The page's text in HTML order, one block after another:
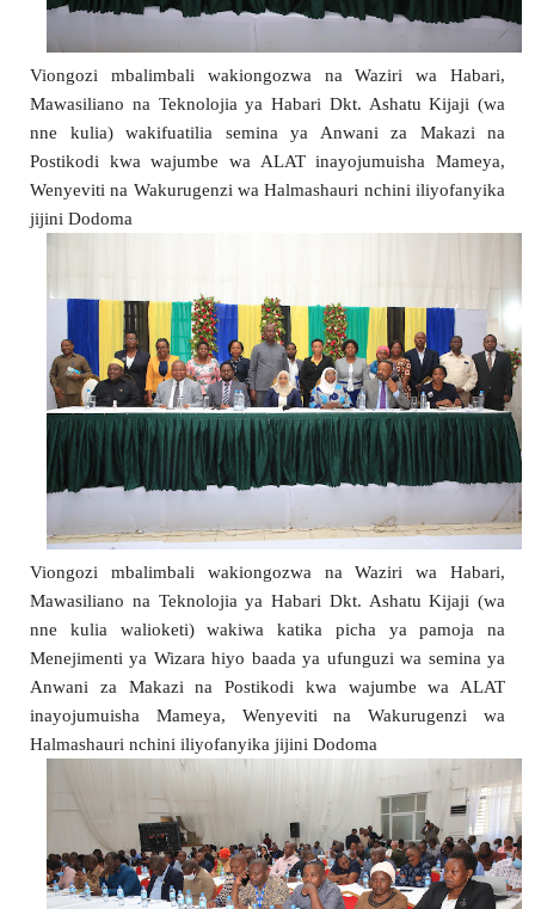
Viongozi mbalimbali wakiongozwa na Waziri wa Habari,
Mawasiliano na Teknolojia ya Habari Dkt. Ashatu Kijaji (wa
nne kulia) wakifuatilia semina ya Anwani za Makazi na
Postikodi kwa wajumbe wa ALAT inayojumuisha Mameya,
Wenyeviti na Wakurugenzi wa Halmashauri nchini iliyofanyika
jijini Dodoma
Viongozi mbalimbali wakiongozwa na Waziri wa Habari,
Mawasiliano na Teknolojia ya Habari Dkt. Ashatu Kijaji (wa
nne kulia walioketi) wakiwa katika picha ya pamoja na
Menejimenti ya Wizara hiyo baada ya ufunguzi wa semina ya
Anwani za Makazi na Postikodi kwa wajumbe wa ALAT
inayojumuisha Mameya, Wenyeviti na Wakurugenzi wa
Halmashauri nchini iliyofanyika jijini Dodoma